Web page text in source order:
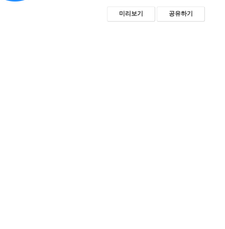
미리보기 공유하기